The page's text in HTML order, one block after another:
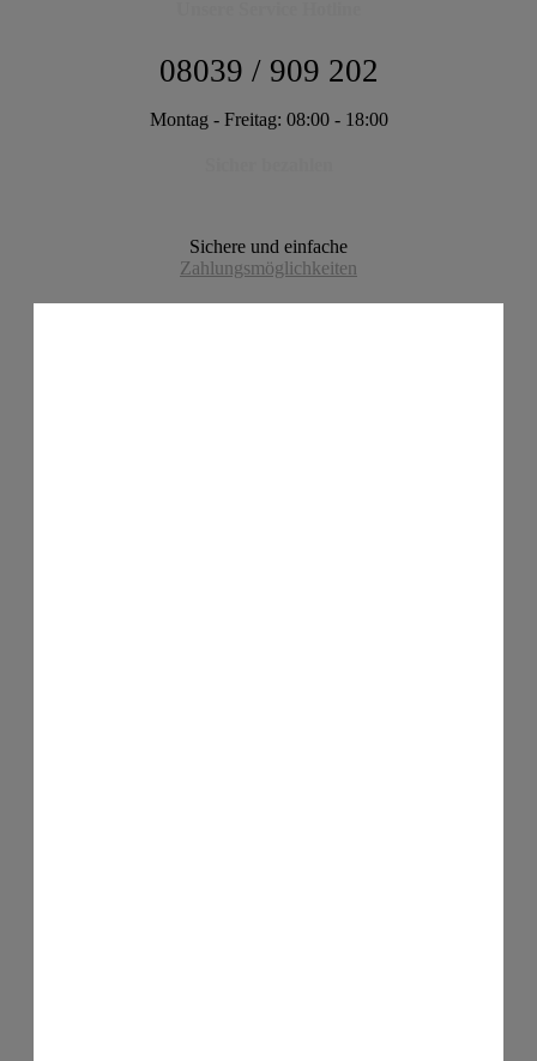
08039 / 909 202
Montag - Freitag: 08:00 - 18:00
Sichere und einfache
Zahlungsmöglichkeiten